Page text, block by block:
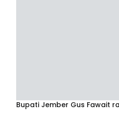
Bupati Jember Gus Fawait